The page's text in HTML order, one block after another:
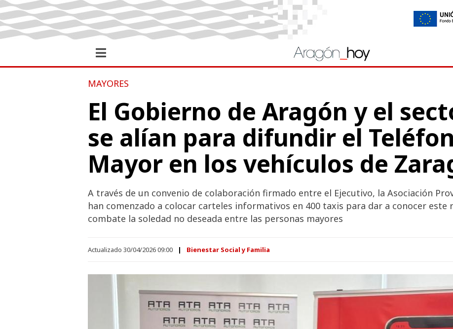
MAYORES
El Gobierno de Aragón y el
se alían para difundir el
Mayor en los vehículos de
A través de un convenio de colaboración firmado entre el Ejecutivo, la Asociación
han comenzado a colocar carteles informativos en 400 taxis para dar a conocer
combate la soledad no deseada entre las personas mayores
Actualizado 30/04/2026 09:00 Bienestar Social y Familia